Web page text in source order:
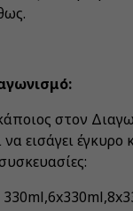
στον
εισάγει